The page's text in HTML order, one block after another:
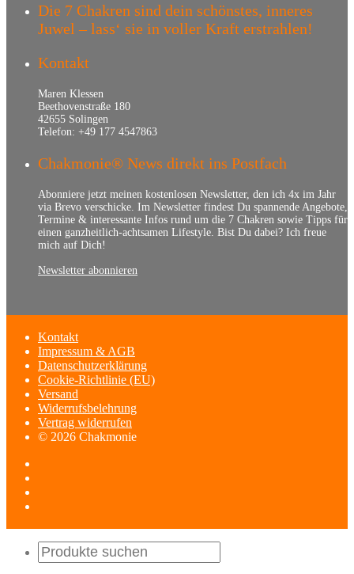
Die 7 Chakren sind dein schönstes, inneres
Juwel – lass‘ sie in voller Kraft erstrahlen!
Kontakt
Maren Klessen
Beethovenstraße 180
42655 Solingen
Telefon: +49 177 4547863
Chakmonie® News direkt ins Postfach
Abonniere jetzt meinen kostenlosen Newsletter, den ich 4x im Jahr
via Brevo verschicke. Im Newsletter findest Du spannende Angebote,
Termine & interessante Infos rund um die 7 Chakren sowie Tipps für
einen ganzheitlich-achtsamen Lifestyle. Bist Du dabei? Ich freue
mich auf Dich!
Newsletter abonnieren
Kontakt
Impressum & AGB
Datenschutzerklärung
Cookie-Richtlinie (EU)
Versand
Widerrufsbelehrung
Vertrag widerrufen
© 2026 Chakmonie